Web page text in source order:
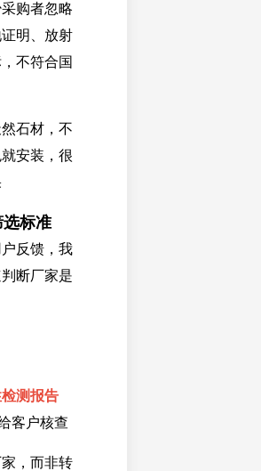
购者忽略
明、放射
不符合国
石材，不
安装，很
标准
反馈，我
断厂家是
测报告
客户核查
，而非转